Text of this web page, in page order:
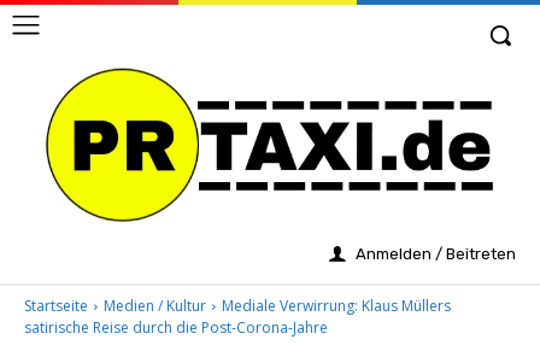
Anmelden / Beitreten
Startseite Medien / Kultur
Mediale Verwirrung: Klaus Müllers
satirische Reise durch die Post-Corona-Jahre